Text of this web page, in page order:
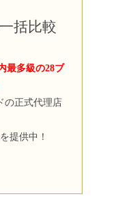
括比較
最多級の28ブ
の正式代理店
提供中！